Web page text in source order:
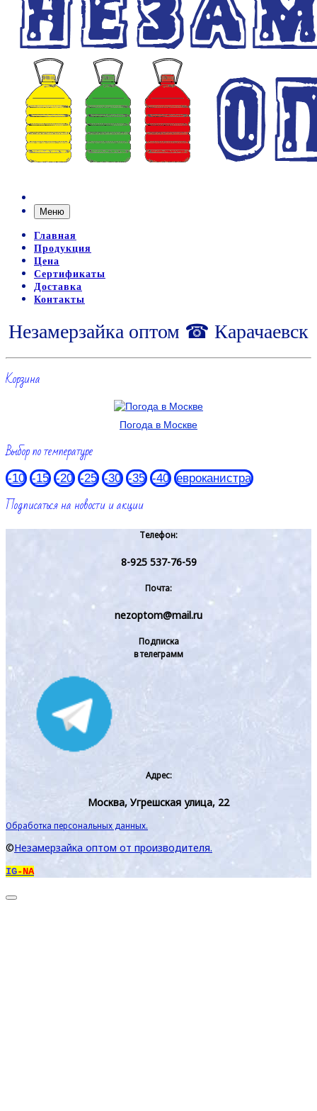
Меню
Главная
Продукция
Цена
Сертификаты
Доставка
Контакты
Незамерзайка оптом ☎ Карачаевск
Корзина
Погода в Москве
Выбор по температуре
-10 -15 -20 -25 -30 -35 -40 евроканистра
Подписаться на новости и акции
Телефон:
8-925 537-76-59
Почта:
nezoptom@mail.ru
Подписка
в телеграмм
Адрес:
Москва, Угрешская улица, 22
Обработка персональных данных.
©Незамерзайка оптом от производителя.
IG-NA